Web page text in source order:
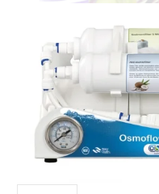
Bildergalerie überspringen